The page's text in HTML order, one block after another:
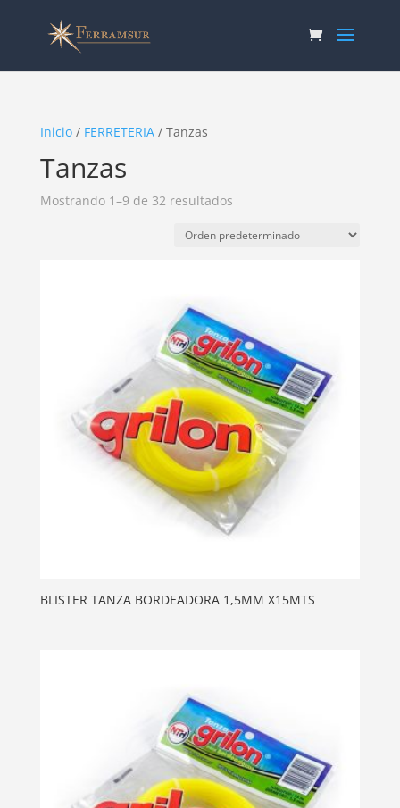
Inicio/ FERRETERIA/ Tanzas
Tanzas
Mostrando 1–9 de 32 resultados
BLISTER TANZA BORDEADORA 1,5MM X15MTS